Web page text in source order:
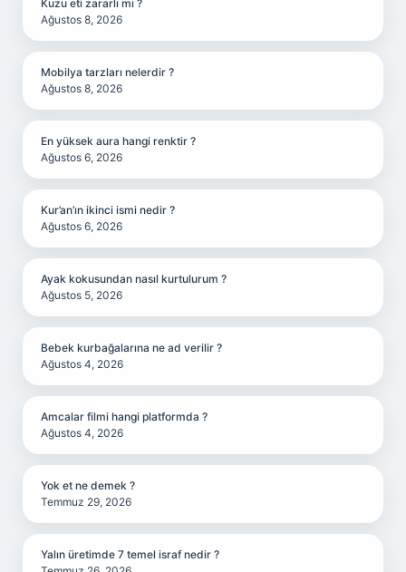
Kuzu eti zararlı mı ?
Ağustos 8, 2026
Mobilya tarzları nelerdir ?
Ağustos 8, 2026
En yüksek aura hangi renktir ?
Ağustos 6, 2026
Kur’an’ın ikinci ismi nedir ?
Ağustos 6, 2026
Ayak kokusundan nasıl kurtulurum ?
Ağustos 5, 2026
Bebek kurbağalarına ne ad verilir ?
Ağustos 4, 2026
Amcalar filmi hangi platformda ?
Ağustos 4, 2026
Yok et ne demek ?
Temmuz 29, 2026
Yalın üretimde 7 temel israf nedir ?